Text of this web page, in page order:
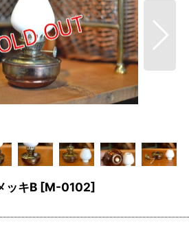
ッキB [M-0102]